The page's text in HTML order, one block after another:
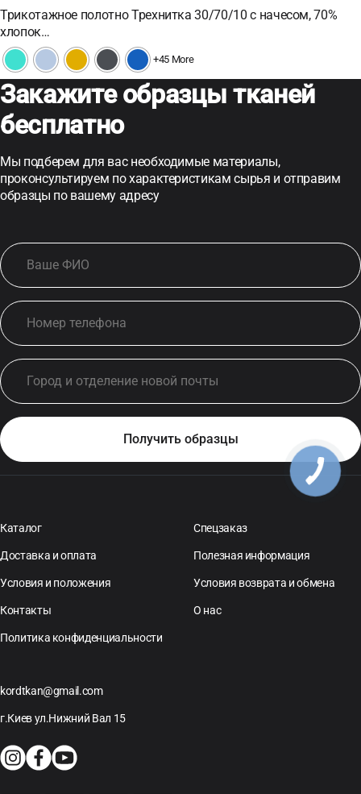
Трикотажное полотно Трехнитка 30/70/10 с начесом, 70%
хлопок…
+45 More
Закажите образцы тканей
бесплатно
Мы подберем для вас необходимые материалы,
проконсультируем по характеристикам сырья и отправим
образцы по вашему адресу
Каталог Спецзаказ
Доставка и оплата Полезная информация
Условия и положения Условия возврата и обмена
Контакты О нас
Политика конфиденциальности
kordtkan@gmail.com
г.Киев ул.Нижний Вал 15